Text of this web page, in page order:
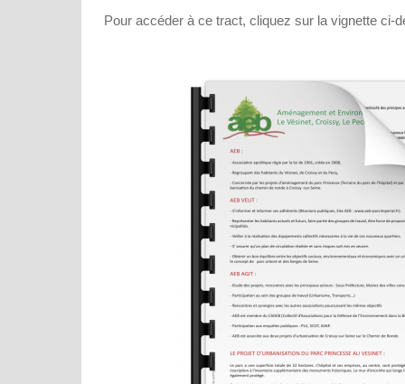
Pour accéder à ce tract, cliquez sur la vignette ci-